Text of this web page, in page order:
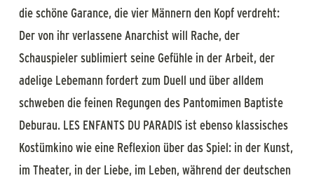
die schöne Garance, die vier Männern den Kopf verdreht:
Der von ihr verlassene Anarchist will Rache, der
Schauspieler sublimiert seine Gefühle in der Arbeit, der
adelige Lebemann fordert zum Duell und über alldem
schweben die feinen Regungen des Pantomimen Baptiste
Deburau. LES ENFANTS DU PARADIS ist ebenso klassisches
Kostümkino wie eine Reflexion über das Spiel: in der Kunst,
im Theater, in der Liebe, im Leben, während der deutschen